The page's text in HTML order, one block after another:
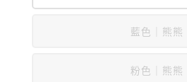
藍色｜熊熊
粉色｜熊熊